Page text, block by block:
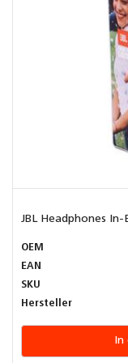
JBL Headphones In-
OEM
EAN
SKU
Hersteller
In